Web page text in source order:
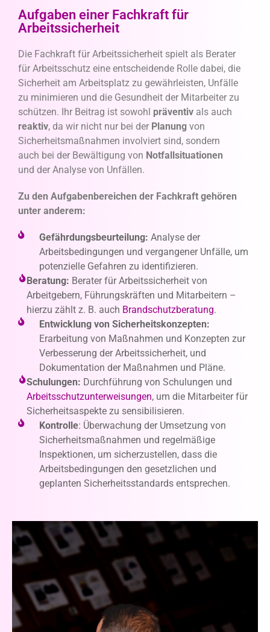
Aufgaben einer Fachkraft für
Arbeitssicherheit
Die Fachkraft für Arbeitssicherheit spielt als Berater
für Arbeitsschutz eine entscheidende Rolle dabei, die
Sicherheit am Arbeitsplatz zu gewährleisten, Unfälle
zu minimieren und die Gesundheit der Mitarbeiter zu
schützen. Ihr Beitrag ist sowohl präventiv als auch
reaktiv, da wir nicht nur bei der Planung von
Sicherheitsmaßnahmen involviert sind, sondern
auch bei der Bewältigung von Notfallsituationen
und der Analyse von Unfällen.
Zu den Aufgabenbereichen der Fachkraft gehören
unter anderem:
Gefährdungsbeurteilung: Analyse der
Arbeitsbedingungen und vergangener Unfälle, um
potenzielle Gefahren zu identifizieren.
Beratung: Berater für Arbeitssicherheit von
Arbeitgebern, Führungskräften und Mitarbeitern –
hierzu zählt z. B. auch Brandschutzberatung.
Entwicklung von Sicherheitskonzepten:
Erarbeitung von Maßnahmen und Konzepten zur
Verbesserung der Arbeitssicherheit, und
Dokumentation der Maßnahmen und Pläne.
Schulungen: Durchführung von Schulungen und
Arbeitsschutzunterweisungen, um die Mitarbeiter für
Sicherheitsaspekte zu sensibilisieren.
Kontrolle: Überwachung der Umsetzung von
Sicherheitsmaßnahmen und regelmäßige
Inspektionen, um sicherzustellen, dass die
Arbeitsbedingungen den gesetzlichen und
geplanten Sicherheitsstandards entsprechen.